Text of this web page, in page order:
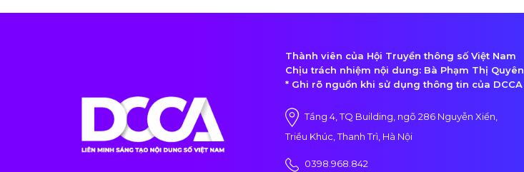
Thành viên của Hội Truyền thông số Việt Nam
Chịu trách nhiệm nội dung: Bà Phạm Thị Quyên
* Ghi rõ nguồn khi sử dụng thông tin của DCCA
Tầng 4, TQ Building, ngõ 286 Nguyễn Xiển,
Triều Khúc, Thanh Trì, Hà Nội
0398.968.842